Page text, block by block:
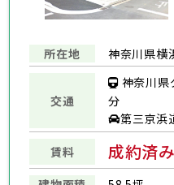
所在地 神奈川県横
交通
神奈川県
分
第三京浜
賃料 成約済み